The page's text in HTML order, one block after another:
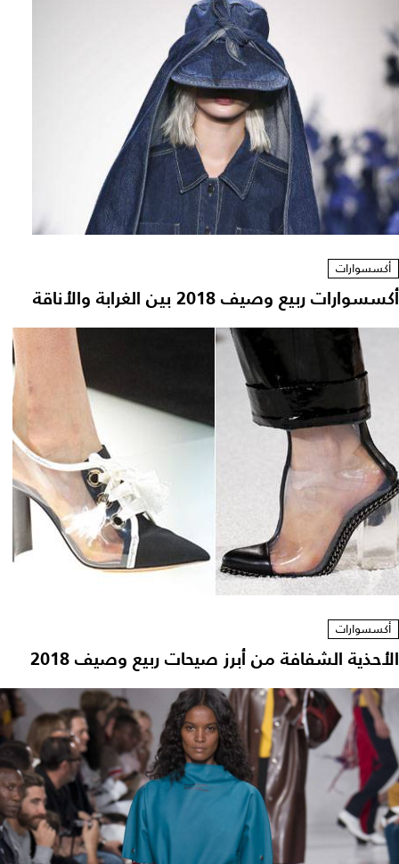
أكسسوارات
أكسسوارات ربيع وصيف 2018 بين الغرابة والأناقة
أكسسوارات
الأحذية الشفافة من أبرز صيحات ربيع وصيف 2018